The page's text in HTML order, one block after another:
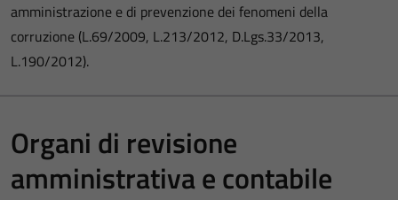
amministrazione e di prevenzione dei fenomeni della
corruzione (L.69/2009, L.213/2012, D.Lgs.33/2013,
L.190/2012).
Organi di revisione
amministrativa e contabile